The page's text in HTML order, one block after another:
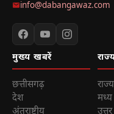
info@dabangawaz.com
मुख्य खबरें
छत्तीसगढ़
देश
अंतराष्ट्रीय
राज्य
मध्य